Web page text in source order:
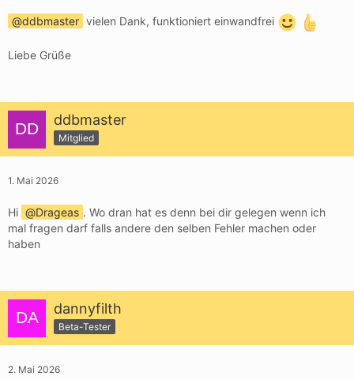
ddbmaster vielen Dank, funktioniert einwandfrei
Liebe Grüße
ddbmaster
Mitglied
1. Mai 2026
Hi Drageas . Wo dran hat es denn bei dir gelegen wenn ich
mal fragen darf falls andere den selben Fehler machen oder
haben
dannyfilth
Beta-Tester
2. Mai 2026